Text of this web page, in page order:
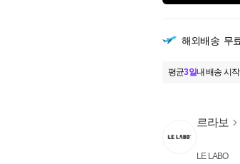
해외배송 무
평균3일내 배송 시
르라보
LE LABO